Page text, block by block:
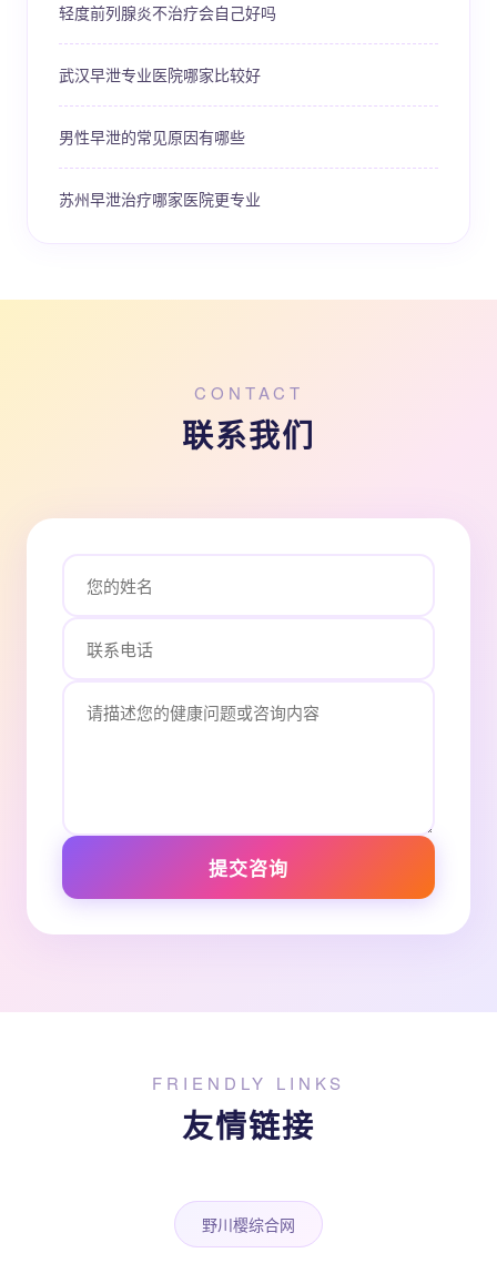
轻度前列腺炎不治疗会自己好吗
武汉早泄专业医院哪家比较好
男性早泄的常见原因有哪些
苏州早泄治疗哪家医院更专业
CONTACT
联系我们
提交咨询
FRIENDLY LINKS
友情链接
野川樱综合网